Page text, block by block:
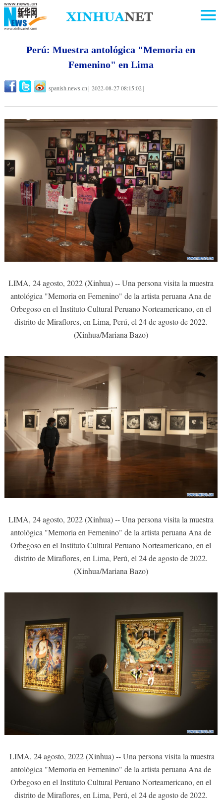
Perú: Muestra antológica "Memoria en
Femenino" en Lima
spanish.news.cn 2022-08-27 08:15:02
LIMA, 24 agosto, 2022 (Xinhua) -- Una persona visita la muestra
antológica "Memoria en Femenino" de la artista peruana Ana de
Orbegoso en el Instituto Cultural Peruano Norteamericano, en el
distrito de Miraflores, en Lima, Perú, el 24 de agosto de 2022.
(Xinhua/Mariana Bazo)
LIMA, 24 agosto, 2022 (Xinhua) -- Una persona visita la muestra
antológica "Memoria en Femenino" de la artista peruana Ana de
Orbegoso en el Instituto Cultural Peruano Norteamericano, en el
distrito de Miraflores, en Lima, Perú, el 24 de agosto de 2022.
(Xinhua/Mariana Bazo)
LIMA, 24 agosto, 2022 (Xinhua) -- Una persona visita la muestra
antológica "Memoria en Femenino" de la artista peruana Ana de
Orbegoso en el Instituto Cultural Peruano Norteamericano, en el
distrito de Miraflores, en Lima, Perú, el 24 de agosto de 2022.